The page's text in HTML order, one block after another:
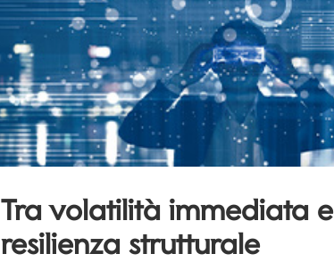
Tra volatilità immediata e
resilienza strutturale